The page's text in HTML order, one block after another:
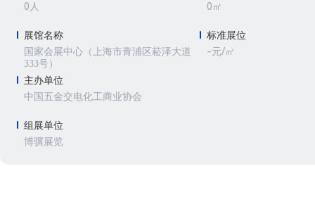
0人 0㎡
展馆名称
国家会展中心（上海市青浦区菘泽大道
333号）
标准展位
-元/㎡
主办单位
中国五金交电化工商业协会
组展单位
博骥展览